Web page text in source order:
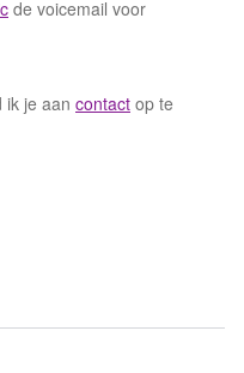
de voicemail voor
ik je aan contact op te